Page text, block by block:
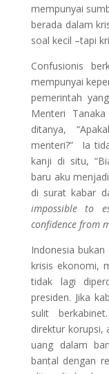
mempunyai
berada dalam
soal kecil –tapi
Confusionis
mempunyai
pemerintah
Menteri
ditanya,
menteri?” Ia
kanji di situ,
baru aku
di surat kabar
impossible to
confidence from
Indonesia
krisis ekonomi,
tidak lagi
presiden. Jika
sulit
direktur korupsi,
uang dalam
bantal dengan